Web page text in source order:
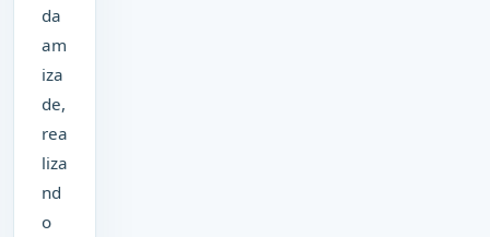
da
am
iza
de,
rea
liza
nd
o